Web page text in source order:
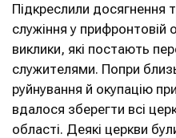
Підкреслили досягнення
служіння у прифронтовій
виклики, які постають
служителями. Попри
руйнування й окупацію
вдалося зберегти всі
області. Деякі церкви